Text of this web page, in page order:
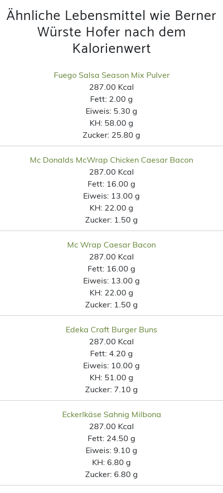
Ähnliche Lebensmittel wie Berner
Würste Hofer nach dem
Kalorienwert
Fuego Salsa Season Mix Pulver
287.00 Kcal
Fett: 2.00 g
Eiweis: 5.30 g
KH: 58.00 g
Zucker: 25.80 g
Mc Donalds McWrap Chicken Caesar Bacon
287.00 Kcal
Fett: 16.00 g
Eiweis: 13.00 g
KH: 22.00 g
Zucker: 1.50 g
Mc Wrap Caesar Bacon
287.00 Kcal
Fett: 16.00 g
Eiweis: 13.00 g
KH: 22.00 g
Zucker: 1.50 g
Edeka Craft Burger Buns
287.00 Kcal
Fett: 4.20 g
Eiweis: 10.00 g
KH: 51.00 g
Zucker: 7.10 g
Eckerlkäse Sahnig Milbona
287.00 Kcal
Fett: 24.50 g
Eiweis: 9.10 g
KH: 6.80 g
Zucker: 6.80 g